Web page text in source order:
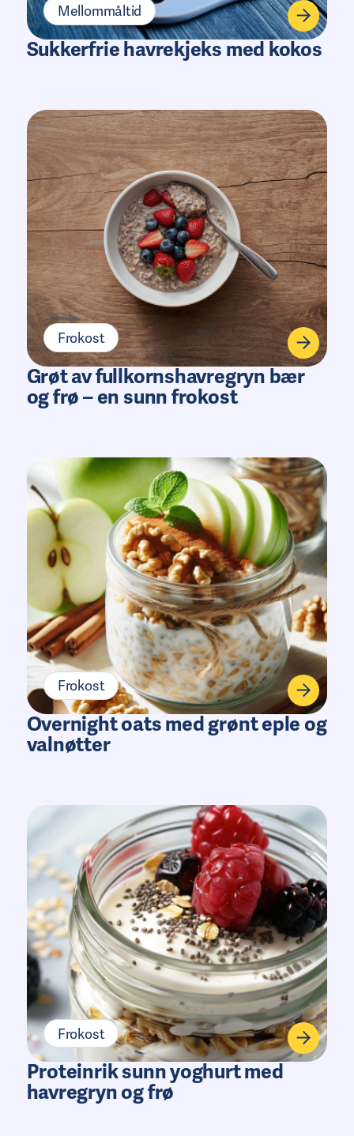
Mellommåltid
Sukkerfrie havrekjeks med kokos
Frokost
Grøt av fullkornshavregryn bær
og frø – en sunn frokost
Frokost
Overnight oats med grønt eple og
valnøtter
Frokost
Proteinrik sunn yoghurt med
havregryn og frø